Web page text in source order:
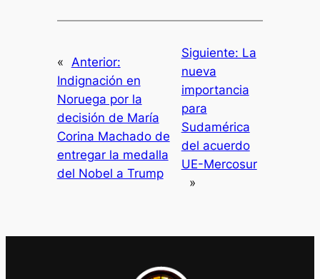
« Anterior:
Indignación en
Noruega por la
decisión de María
Corina Machado de
entregar la medalla
del Nobel a Trump
Siguiente: La
nueva
importancia
para
Sudamérica
del acuerdo
UE-Mercosur
»